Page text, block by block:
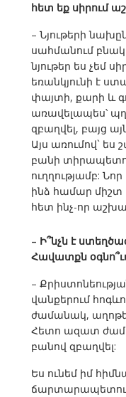
հետ եք սիրում
– Նյութերի
սահմանում
նյութեր ես չեմ
եռանկյունի է
փայտի, քարի և
առավելապես՝
զբաղվել, բայց
Այս առումով` ես
բանի
ուղղությամբ:
ինձ համար միշտ
հետ ինչ-որ
– Ի՞նչն է
Հավատքն
–
վանքերում
ժամանակ,
Հետո ազատ
բանով զբաղվել:
Ես ունեմ իմ